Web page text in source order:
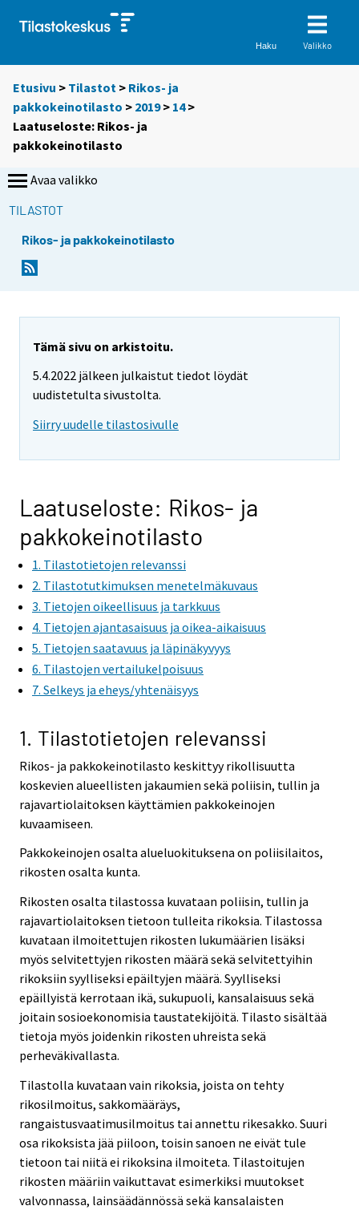
Haku Valikko
Etusivu > Tilastot > Rikos- ja
pakkokeinotilasto > 2019> 14>
Laatuseloste: Rikos- ja
pakkokeinotilasto
Avaa valikko
TILASTOT
Rikos- ja pakkokeinotilasto
Tämä sivu on arkistoitu.
5.4.2022 jälkeen julkaistut tiedot löydät
uudistetulta sivustolta.
Siirry uudelle tilastosivulle
Laatuseloste: Rikos- ja
pakkokeinotilasto
1. Tilastotietojen relevanssi
2. Tilastotutkimuksen menetelmäkuvaus
3. Tietojen oikeellisuus ja tarkkuus
4. Tietojen ajantasaisuus ja oikea-aikaisuus
5. Tietojen saatavuus ja läpinäkyvyys
6. Tilastojen vertailukelpoisuus
7. Selkeys ja eheys/yhtenäisyys
1. Tilastotietojen relevanssi
Rikos- ja pakkokeinotilasto keskittyy rikollisuutta
koskevien alueellisten jakaumien sekä poliisin, tullin ja
rajavartiolaitoksen käyttämien pakkokeinojen
kuvaamiseen.
Pakkokeinojen osalta alueluokituksena on poliisilaitos,
rikosten osalta kunta.
Rikosten osalta tilastossa kuvataan poliisin, tullin ja
rajavartiolaitoksen tietoon tulleita rikoksia. Tilastossa
kuvataan ilmoitettujen rikosten lukumäärien lisäksi
myös selvitettyjen rikosten määrä sekä selvitettyihin
rikoksiin syylliseksi epäiltyjen määrä. Syylliseksi
epäillyistä kerrotaan ikä, sukupuoli, kansalaisuus sekä
joitain sosioekonomisia taustatekijöitä. Tilasto sisältää
tietoja myös joidenkin rikosten uhreista sekä
perheväkivallasta.
Tilastolla kuvataan vain rikoksia, joista on tehty
rikosilmoitus, sakkomääräys,
rangaistusvaatimusilmoitus tai annettu rikesakko. Suuri
osa rikoksista jää piiloon, toisin sanoen ne eivät tule
tietoon tai niitä ei rikoksina ilmoiteta. Tilastoitujen
rikosten määriin vaikuttavat esimerkiksi muutokset
valvonnassa, lainsäädännössä sekä kansalaisten